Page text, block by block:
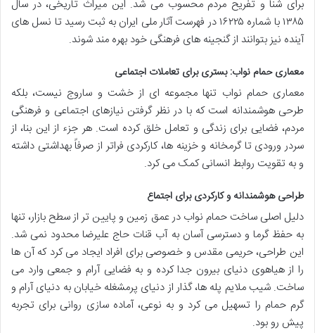
برای شنا و تفریح مردم محسوب می شد. این میراث تاریخی، در سال
۱۳۸۵ با شماره ۱۶۲۲۵ در فهرست آثار ملی ایران به ثبت رسید تا نسل های
آینده نیز بتوانند از گنجینه های فرهنگی خود بهره مند شوند.
معماری حمام نواب: بستری برای تعاملات اجتماعی
معماری حمام نواب تنها مجموعه ای از خشت و ساروج نیست، بلکه
طرحی هوشمندانه است که با در نظر گرفتن نیازهای اجتماعی و فرهنگی
مردم، فضایی برای زندگی و تعامل خلق کرده است. هر جزء از این بنا، از
سردر ورودی تا گرمخانه و خزینه ها، کارکردی فراتر از صرفاً بهداشتی داشته
و به تقویت روابط انسانی کمک می کرد.
طراحی هوشمندانه و کارکردی برای اجتماع
دلیل اصلی ساخت حمام نواب در عمق زمین و پایین تر از سطح بازار، تنها
به حفظ گرما و دسترسی آسان به آب قنات حاج علیرضا محدود نمی شد.
این طراحی، حریمی مقدس و خصوصی برای افراد ایجاد می کرد که آن ها
را از هیاهوی دنیای بیرون جدا کرده و به فضایی آرام و جمعی وارد می
ساخت. شیب ملایم پله ها، گذار از دنیای پرمشغله خیابان به دنیای آرام و
گرم حمام را تسهیل می کرد و به نوعی، آماده سازی روانی برای تجربه
پیش رو بود.